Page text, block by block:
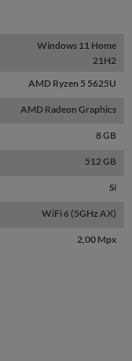
Windows 11 Home
21H2
AMD Ryzen 5 5625U
AMD Radeon Graphics
8 GB
512 GB
Sí
WiFi 6 (5GHz AX)
2,00 Mpx